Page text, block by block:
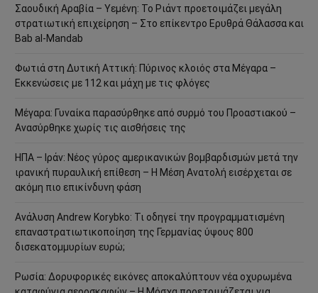
Σαουδική Αραβία – Υεμένη: Το Ριάντ προετοιμάζει μεγάλη
στρατιωτική επιχείρηση – Στο επίκεντρο Ερυθρά Θάλασσα και
Bab al-Mandab
Φωτιά στη Δυτική Αττική: Πύρινος κλοιός στα Μέγαρα –
Εκκενώσεις με 112 και μάχη με τις φλόγες
Μέγαρα: Γυναίκα παρασύρθηκε από συρμό του Προαστιακού –
Ανασύρθηκε χωρίς τις αισθήσεις της
ΗΠΑ – Ιράν: Νέος γύρος αμερικανικών βομβαρδισμών μετά την
ιρανική πυραυλική επίθεση – Η Μέση Ανατολή εισέρχεται σε
ακόμη πιο επικίνδυνη φάση
Ανάλυση Andrew Korybko: Τι οδηγεί την προγραμματισμένη
επαναστρατιωτικοποίηση της Γερμανίας ύψους 800
δισεκατομμυρίων ευρώ;
Ρωσία: Δορυφορικές εικόνες αποκαλύπτουν νέα οχυρωμένα